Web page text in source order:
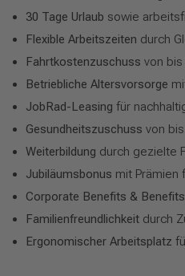
30 Tage Urlaub sowie
Flexible Arbeitszeiten durch
Fahrtkostenzuschuss von
Betriebliche Altersvorsorge
JobRad-Leasing für
Gesundheitszuschuss von
Weiterbildung durch gezielte
Jubiläumsbonus mit Prämien
Corporate Benefits &
Familienfreundlichkeit durch
Ergonomischer Arbeitsplatz